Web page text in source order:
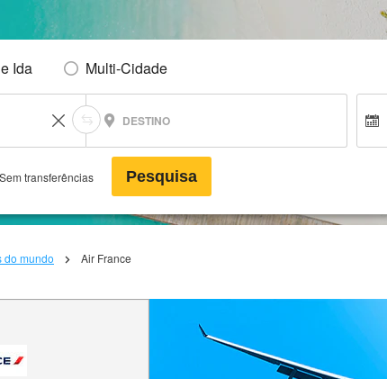
Ida Multi-Cidade
DESTINO
transferências Pesquisa
do mundo Air France